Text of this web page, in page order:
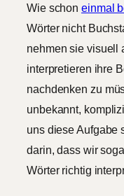
Wie schoneinmal
Wörter nicht
nehmen sie visuell
interpretieren ihre
nachdenken zu
unbekannt,
uns diese Aufgabe
darin, dass wir
Wörter richtig